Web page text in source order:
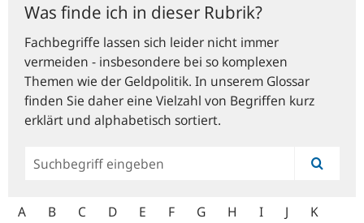
Was finde ich in dieser Rubrik?
Fachbegriffe lassen sich leider nicht immer
vermeiden - insbesondere bei so komplexen
Themen wie der Geldpolitik. In unserem Glossar
finden Sie daher eine Vielzahl von Begriffen kurz
erklärt und alphabetisch sortiert.
Allgemeine
A B C D E F G H I J
K